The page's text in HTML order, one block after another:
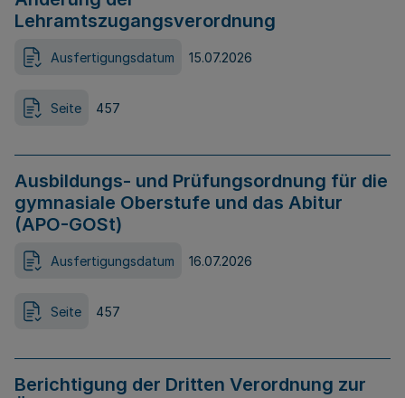
Lehramtszugangsverordnung
Ausfertigungsdatum 15.07.2026
Seite 457
Ausbildungs- und Prüfungsordnung für die
gymnasiale Oberstufe und das Abitur
(APO-GOSt)
Ausfertigungsdatum 16.07.2026
Seite 457
Berichtigung der Dritten Verordnung zur